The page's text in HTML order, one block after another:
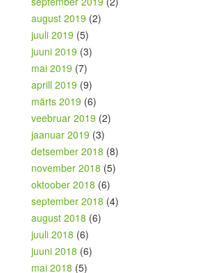
august 2019 (2)
juuli 2019 (5)
juuni 2019 (3)
mai 2019 (7)
aprill 2019 (9)
märts 2019 (6)
veebruar 2019 (2)
jaanuar 2019 (3)
detsember 2018 (8)
november 2018 (5)
oktoober 2018 (6)
september 2018 (4)
august 2018 (6)
juuli 2018 (6)
juuni 2018 (6)
mai 2018 (5)